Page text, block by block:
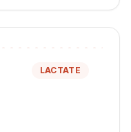
LACTATE